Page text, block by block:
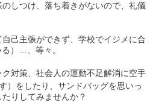
しつけ、落ち着きがないので、礼儀
己主張ができず、学校でイジメに合
）…、等々。
対策、社会人の運動不足解消に空手
）をしたり、サンドバッグを思いっ
りしてみませんか？